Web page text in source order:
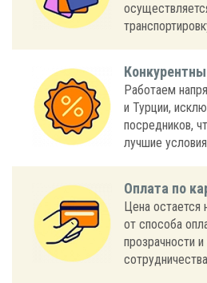
Работаем
и Турции,
посредников,
лучшие
Оплата по
Цена остается
от способа
прозрачности